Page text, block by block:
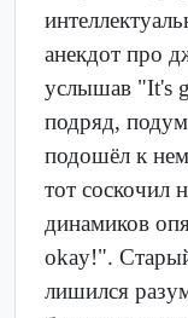
анекдот про
услышав "It's
подряд,
подошёл к
тот соскочил
динамиков
okay!".
лишился